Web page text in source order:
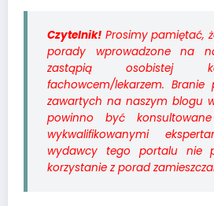
Czytelnik! Prosimy pamiętać,
porady wprowadzone na
zastąpią osobistej
fachowcem/lekarzem. Branie
zawartych na naszym blogu
powinno być
wykwalifikowanymi
wydawcy tego portalu nie
korzystanie z porad